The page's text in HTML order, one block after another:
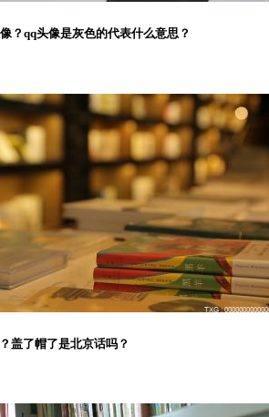
？qq头像是灰色的代表什么意思？
盖了帽了是北京话吗？